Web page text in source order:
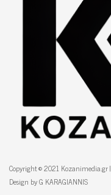
Copyright © 2021 Kozanimedia.gr |
Design by G KARAGIANNIS